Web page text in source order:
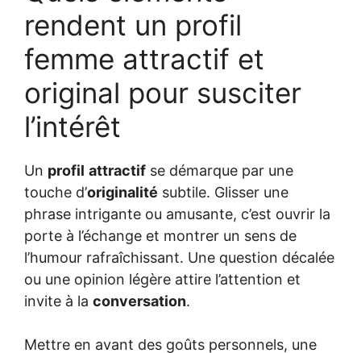
rendent un profil
femme attractif et
original pour susciter
l’intérêt
Un profil attractif se démarque par une
touche d’originalité subtile. Glisser une
phrase intrigante ou amusante, c’est ouvrir la
porte à l’échange et montrer un sens de
l’humour rafraîchissant. Une question décalée
ou une opinion légère attire l’attention et
invite à la conversation.
Mettre en avant des goûts personnels, une